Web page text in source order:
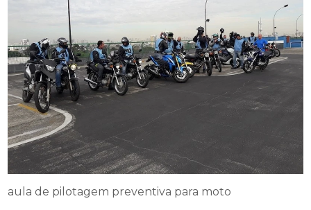
aula de pilotagem preventiva para moto